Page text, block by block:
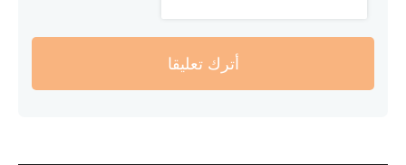
أترك تعليقا